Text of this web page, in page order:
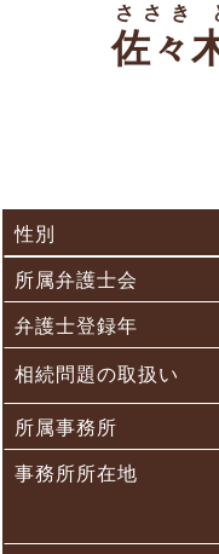
佐々
ささき
性別
所属弁護士会
弁護士登録年
相続問題の取扱い
所属事務所
事務所所在地